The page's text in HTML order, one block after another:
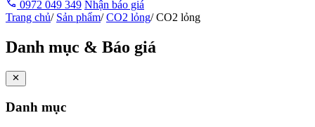
0972 049 349 Nhận báo giá
Trang chủ/ Sản phẩm/ CO2 lỏng/ CO2 lỏng
Danh mục & Báo giá
Danh mục